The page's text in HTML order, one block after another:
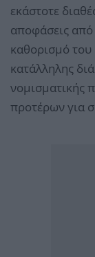
εκάστοτε
αποφάσεις από
καθορισμό του
κατάλληλης
νομισματικής
προτέρων για